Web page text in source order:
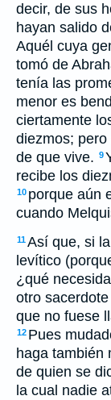
decir, de sus
hayan salido
Aquél cuya
tomó de
tenía las
menor es
ciertamente
diezmos;
de que vive. 9
recibe los
10 porque aún
cuando
11Así que, si
levítico
¿qué
otro
que no fuese
12 Pues
haga también
de quien se
la cual nadie